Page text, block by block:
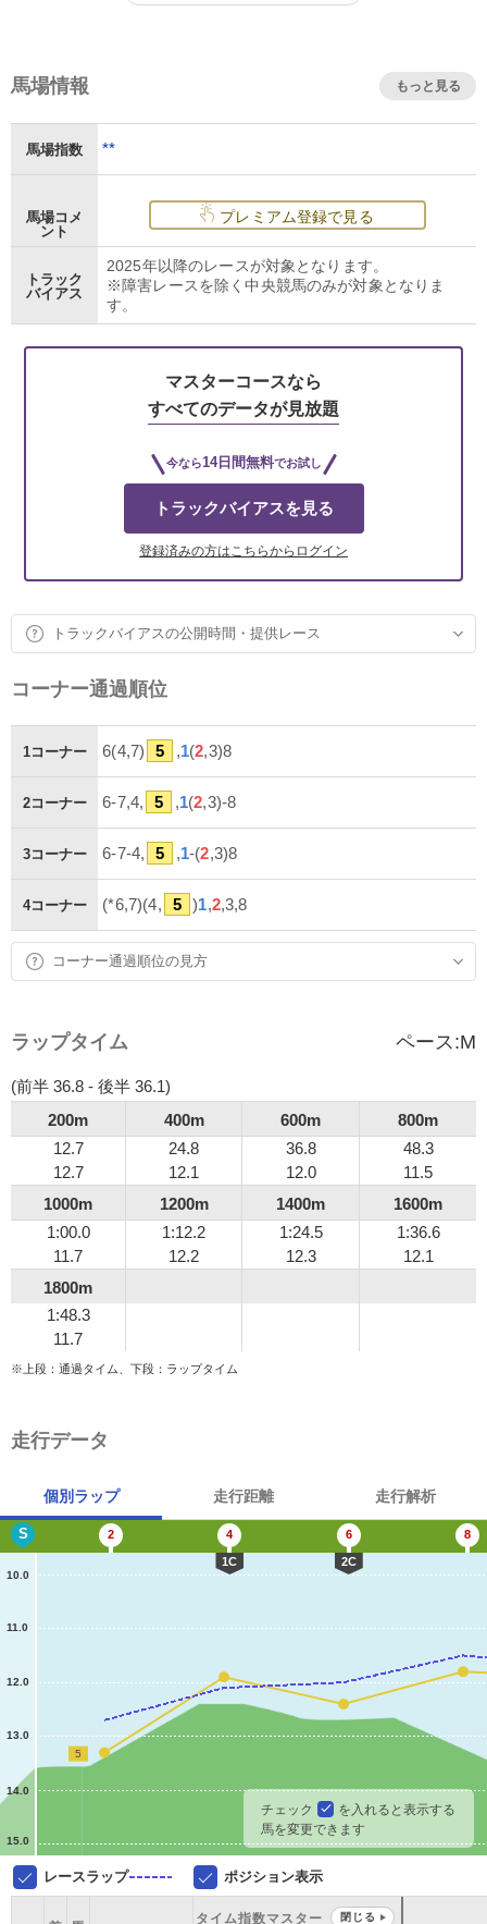
馬場情報 もっと見る
馬場指数 **
馬場コメ
ント
プレミアム登録で見る
トラック
バイアス
2025年以降のレースが対象となります。
※障害レースを除く中央競馬のみが対象となりま
す。
マスターコースなら
すべてのデータが見放題
今なら14日間無料でお試し
トラックバイアスを見る
登録済みの方はこちらからログイン
トラックバイアスの公開時間・提供レース
コーナー通過順位
1コーナー 6(4,7) 5 ,1(2,3)8
2コーナー 6-7,4, 5 ,1(2,3)-8
3コーナー 6-7-4, 5 ,1-(2,3)8
4コーナー (*6,7)(4, 5 )1,2,3,8
コーナー通過順位の見方
ラップタイム ペース:M
(前半 36.8 - 後半 36.1)
200m
400m 600m
800m
12.7
12.7
24.8
12.1
36.8
12.0
48.3
11.5
1000m
1200m 1400m
1600m
1:00.0
11.7
1:12.2
12.2
1:24.5
12.3
1:36.6
12.1
1800m
1:48.3
11.7
※上段：通過タイム、下段：ラップタイム
走行データ
個別ラップ 走行距離 走行解析
10.0
11.0
12.0
13.0
14.0
15.0
S 2 4
1C
6
2C
8
5
チェック
を入れると表示する
馬を変更できます
レースラップ ポジション表示
タイム指数マスター 閉じる